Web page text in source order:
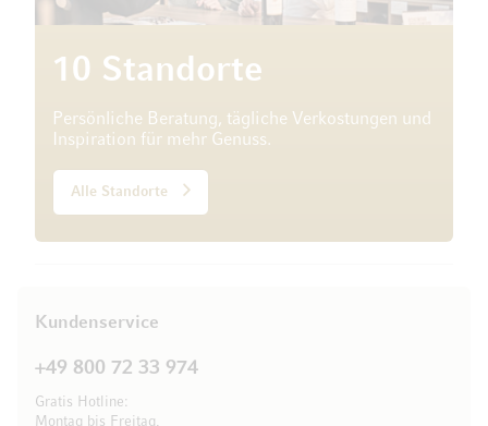
10 Standorte
Persönliche Beratung, tägliche Verkostungen und
Inspiration für mehr Genuss.
Alle Standorte
Kundenservice
+49 800 72 33 974
Gratis Hotline:
Montag bis Freitag,